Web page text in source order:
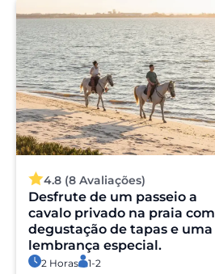
4.8 (8 Avaliações)
Desfrute de um passeio a
cavalo privado na praia com
degustação de tapas e uma
lembrança especial.
2 Horas 1-2